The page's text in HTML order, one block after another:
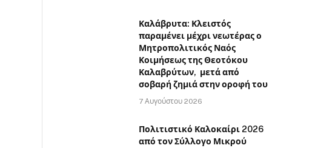
Καλάβρυτα: Κλειστός
παραμένει μέχρι νεωτέρας ο
Μητροπολιτικός Ναός
Κοιμήσεως της Θεοτόκου
Καλαβρύτων, μετά από
σοβαρή ζημιά στην οροφή του
7 Αυγούστου 2026
Πολιτιστικό Καλοκαίρι 2026
από τον Σύλλογο Μικρού